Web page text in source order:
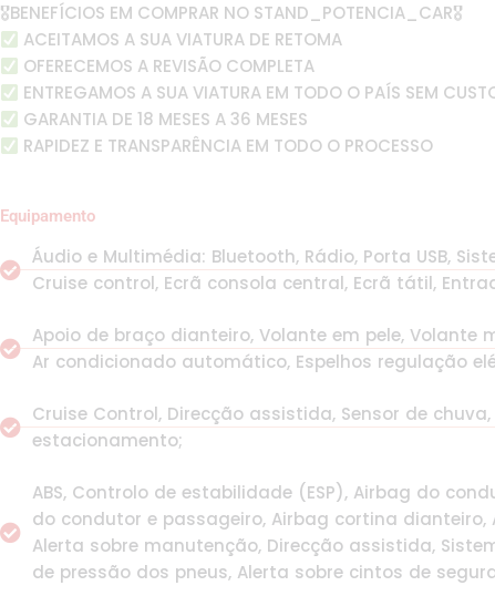
🎖BENEFÍCIOS EM COMPRAR NO STAND_POTENCIA_CAR🎖
ACEITAMOS A SUA VIATURA DE RETOMA
OFERECEMOS A REVISÃO COMPLETA
ENTREGAMOS A SUA VIATURA EM TODO O PAÍS SEM
GARANTIA DE 18 MESES A 36 MESES
RAPIDEZ E TRANSPARÊNCIA EM TODO O PROCESSO
Equipamento
Áudio e Multimédia: Bluetooth, Rádio, Porta USB,
Cruise control, Ecrã consola central, Ecrã tátil,
Apoio de braço dianteiro, Volante em pele, Volante
Ar condicionado automático, Espelhos regulação
Cruise Control, Direcção assistida, Sensor de chuva,
estacionamento;
ABS, Controlo de estabilidade (ESP), Airbag do
do condutor e passageiro, Airbag cortina dianteiro,
Alerta sobre manutenção, Direcção assistida,
de pressão dos pneus, Alerta sobre cintos de